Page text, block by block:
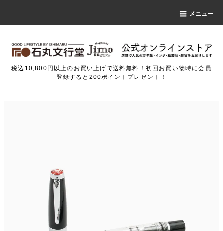
メニュー
税込10,800円以上のお買い上げで送料無料！初回お買い物時に会員
登録すると200ポイントプレゼント！